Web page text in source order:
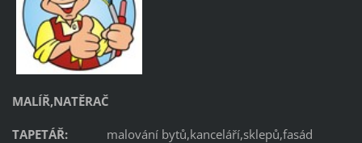
MALÍŘ,NATĚRAČ
TAPETÁŘ: malování bytů,kanceláří,sklepů,fasád